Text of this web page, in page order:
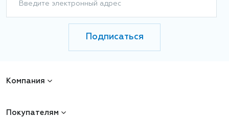
Введите электронный адрес
Подписаться
Компания
Покупателям